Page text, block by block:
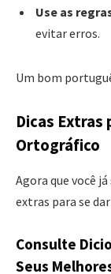
Use as
evitar erros.
Um bom
Dicas Extras
Ortográfico
Agora que você
extras para se
Consulte
Seus